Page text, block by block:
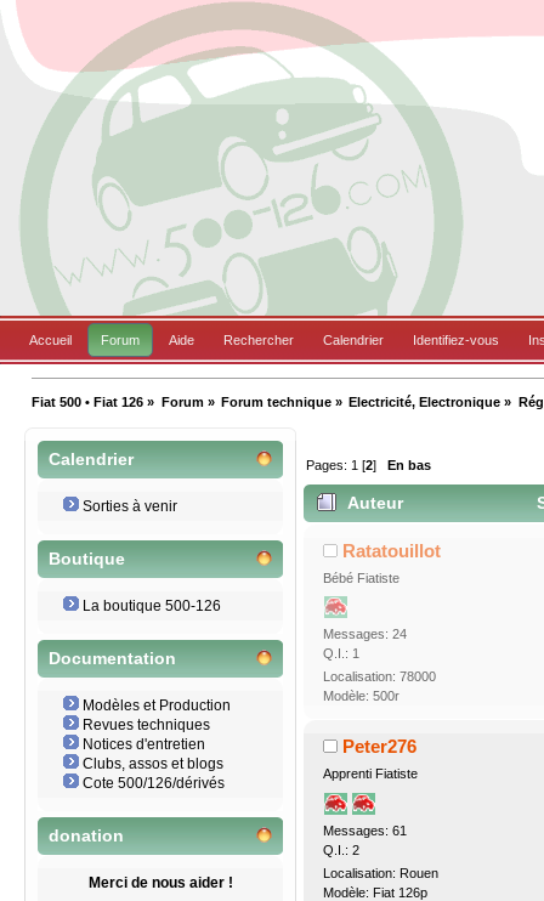
Accueil Forum Aide Rechercher Calendrier Identifiez-vous
Fiat 500 • Fiat 126 » Forum» Forum technique» Electricité, Electronique »
Calendrier
Sorties à venir
Boutique
La boutique 500-126
Documentation
Modèles et Production
Revues techniques
Notices d'entretien
Clubs, assos et blogs
Cote 500/126/dérivés
donation
Merci de nous aider !
Pages: 1 [2] En bas
Auteur
Ratatouillot
Bébé Fiatiste
Messages: 24
Q.I.: 1
Localisation: 78000
Modèle: 500r
Peter276
Apprenti Fiatiste
Messages: 61
Q.I.: 2
Localisation: Rouen
Modèle: Fiat 126p